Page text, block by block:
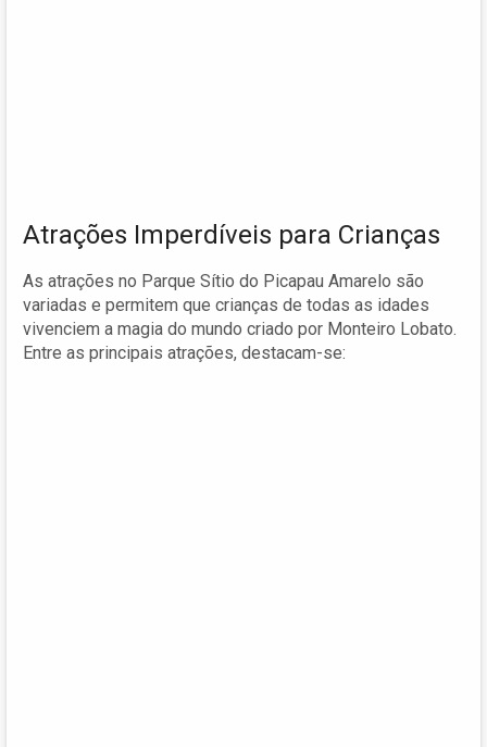
Atrações Imperdíveis para Crianças
As atrações no Parque Sítio do Picapau Amarelo são
variadas e permitem que crianças de todas as idades
vivenciem a magia do mundo criado por Monteiro Lobato.
Entre as principais atrações, destacam-se: